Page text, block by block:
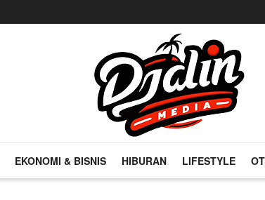
EKONOMI & BISNIS HIBURAN LIFESTYLE